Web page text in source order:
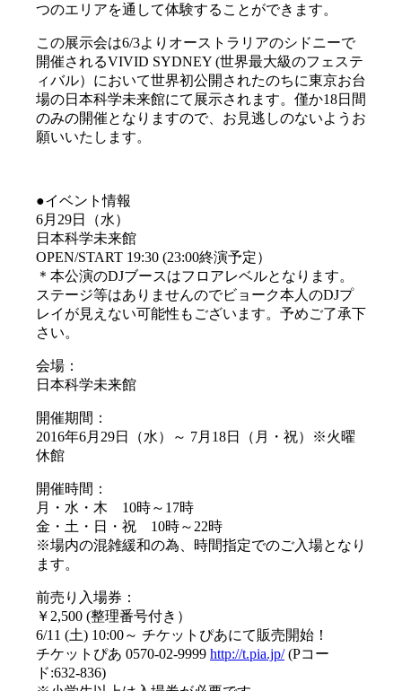
つのエリアを通して体験することができます。
この展示会は6/3よりオーストラリアのシドニーで
開催されるVIVID SYDNEY (世界最大級のフェステ
ィバル）において世界初公開されたのちに東京お台
場の日本科学未来館にて展示されます。僅か18日間
のみの開催となりますので、お見逃しのないようお
願いいたします。
●イベント情報
6月29日（水）
日本科学未来館
OPEN/START 19:30 (23:00終演予定）
＊本公演のDJブースはフロアレベルとなります。
ステージ等はありませんのでビョーク本人のDJプ
レイが見えない可能性もございます。予めご了承下
さい。
会場：
日本科学未来館
開催期間：
2016年6月29日（水）～ 7月18日（月・祝）※火曜
休館
開催時間：
月・水・木 10時～17時
金・土・日・祝 10時～22時
※場内の混雑緩和の為、時間指定でのご入場となり
ます。
前売り入場券：
￥2,500 (整理番号付き）
6/11 (土) 10:00～ チケットぴあにて販売開始！
チケットぴあ 0570-02-9999 http://t.pia.jp/(Pコー
ド:632-836)